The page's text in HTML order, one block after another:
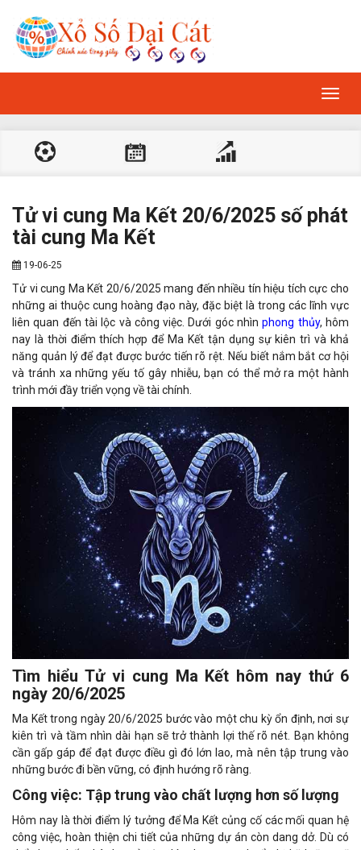
Tử vi cung Ma Kết 20/6/2025 số phát
tài cung Ma Kết
19-06-25
Tử vi cung Ma Kết 20/6/2025 mang đến nhiều tín hiệu tích cực cho
những ai thuộc cung hoàng đạo này, đặc biệt là trong các lĩnh vực
liên quan đến tài lộc và công việc. Dưới góc nhìnphong thủy, hôm
nay là thời điểm thích hợp để Ma Kết tận dụng sự kiên trì và khả
năng quản lý để đạt được bước tiến rõ rệt. Nếu biết nắm bắt cơ hội
và tránh xa những yếu tố gây nhiễu, bạn có thể mở ra một hành
trình mới đầy triển vọng về tài chính.
Tìm hiểu Tử vi cung Ma Kết hôm nay thứ 6
ngày 20/6/2025
Ma Kết trong ngày 20/6/2025 bước vào một chu kỳ ổn định, nơi sự
kiên trì và tầm nhìn dài hạn sẽ trở thành lợi thế rõ nét. Bạn không
cần gấp gáp để đạt được điều gì đó lớn lao, mà nên tập trung vào
những bước đi bền vững, có định hướng rõ ràng.
Công việc: Tập trung vào chất lượng hơn số lượng
Hôm nay là thời điểm lý tưởng để Ma Kết củng cố các mối quan hệ
công việc, hoàn thiện chi tiết của những dự án còn dang dở. Dù có